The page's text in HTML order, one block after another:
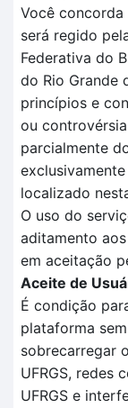
Você concorda
será regido
Federativa do
do Rio Grande
princípios e
ou
parcialmente
localizado
O uso do
aditamento
em aceitação
Aceite de
É condição
plataforma
sobrecarregar
UFRGS, redes
UFRGS e